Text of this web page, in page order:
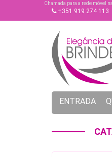
Chamada para a rede móvel
+351 919 274 113
ENTRADA